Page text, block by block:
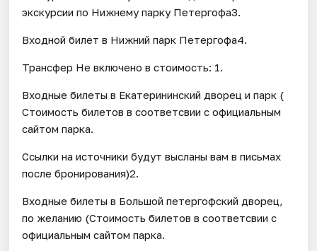
экскурсии по Нижнему парку Петергофа3.
Входной билет в Нижний парк Петергофа4.
Трансфер Не включено в стоимость: 1.
Входные билеты в Екатерининский дворец и парк (
Стоимость билетов в соответсвии с официальным
сайтом парка.
Ссылки на источники будут высланы вам в письмах
после бронирования)2.
Входные билеты в Большой петергофский дворец,
по желанию (Стоимость билетов в соответсвии с
официальным сайтом парка.